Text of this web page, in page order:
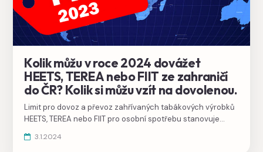
Kolik můžu v roce 2024 dovážet
HEETS, TEREA nebo FIIT ze zahraničí
do ČR? Kolik si můžu vzít na dovolenou.
Limit pro dovoz a převoz zahřívaných tabákových výrobků
HEETS, TEREA nebo FIIT pro osobní spotřebu stanovuje
Evropské unie jde o 250 g tabáku na osobu.
3.1.2024